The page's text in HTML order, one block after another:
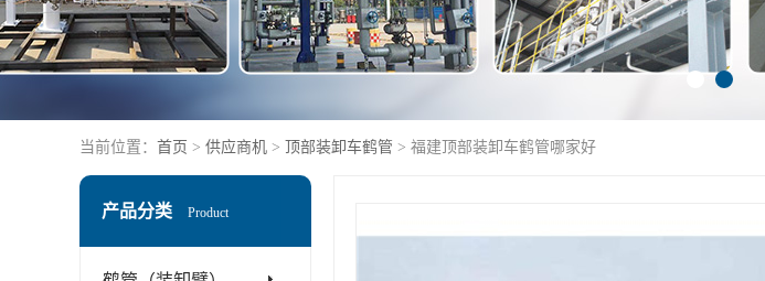
当前位置： 首页 > 供应商机 > 顶部装卸车鹤管 > 福建顶部装卸车鹤管哪家好
产品分类 Product